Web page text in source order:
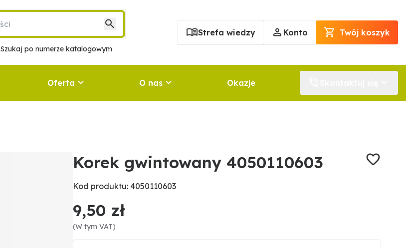
Szukaj po numerze katalogowym
Strefa wiedzy Konto Twój koszyk
Oferta O nas Okazje
Korek gwintowany 4050110603
Kod produktu: 4050110603
9,50 zł
(W tym VAT)